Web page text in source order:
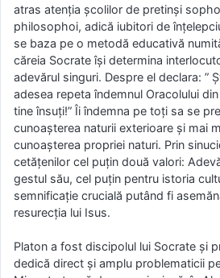
atras atenția școlilor de pretinși
philosophoi, adică iubitori de
se baza pe o metodă educativă
căreia Socrate își determina
adevărul singuri. Despre el declara: ”
adesea repeta îndemnul Oracolului
tine însuți!” Îi îndemna pe toți sa se
cunoașterea naturii exterioare și mai
cunoașterea propriei naturi. Prin
cetățenilor cel puțin două valori:
gestul său, cel puțin pentru istoria
semnificație crucială putând fi
resurecția lui Isus.
Platon a fost discipolul lui Socrate și
dedică direct și amplu problematicii